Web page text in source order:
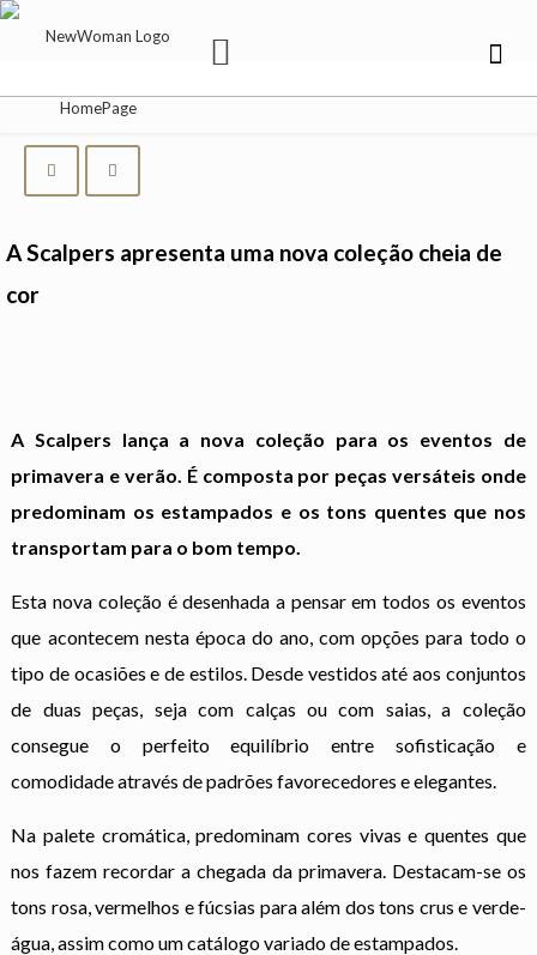
A Scalpers apresenta uma nova coleção cheia de
cor
A Scalpers lança a nova coleção para os eventos de
primavera e verão. É composta por peças versáteis onde
predominam os estampados e os tons quentes que nos
transportam para o bom tempo.
Esta nova coleção é desenhada a pensar em todos os eventos
que acontecem nesta época do ano, com opções para todo o
tipo de ocasiões e de estilos. Desde vestidos até aos conjuntos
de duas peças, seja com calças ou com saias, a coleção
consegue o perfeito equilíbrio entre sofisticação e
comodidade através de padrões favorecedores e elegantes.
Na palete cromática, predominam cores vivas e quentes que
nos fazem recordar a chegada da primavera. Destacam-se os
tons rosa, vermelhos e fúcsias para além dos tons crus e verde-
água, assim como um catálogo variado de estampados.